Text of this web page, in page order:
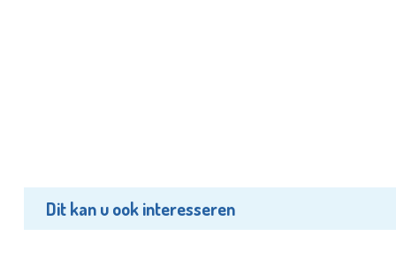
Dit kan u ook interesseren